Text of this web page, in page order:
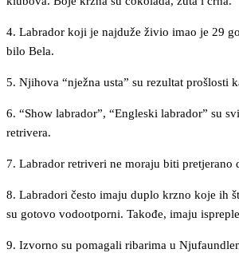
4. Labrador koji je najduže živio imao je 29
bilo Bela.
5. Njihova “nježna usta” su rezultat prošlosti
6. “Show labrador”, “Engleski labrador” su
retrivera.
7. Labrador retriveri ne moraju biti pretjerano
8. Labradori često imaju duplo krzno koje ih
su gotovo vodootporni. Takođe, imaju
9. Izvorno su pomagali ribarima u